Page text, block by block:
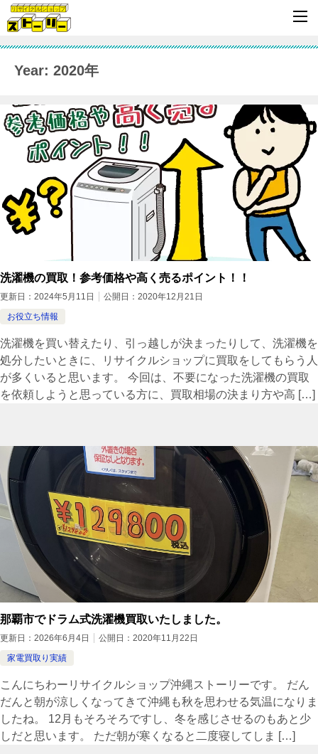
Year: 2020年
洗濯機の買取！参考価格や高く売るポイント！！
更新日： 2024年5月11日 公開日： 2020年12月21日
お役立ち情報
洗濯機を買い替えたり、引っ越しが決まったりして、洗濯機を
処分したいときに、リサイクルショップに買取をしてもらう人
が多くいると思います。 今回は、不要になった洗濯機の買取
を依頼しようと思っている方に、買取相場の決まり方や高 […]
那覇市でドラム式洗濯機買取いたしました。
更新日： 2026年6月4日 公開日： 2020年11月22日
家電買取り実績
こんにちわーリサイクルショップ沖縄ストーリーです。 だん
だんと朝が涼しくなってきて沖縄も秋を思わせる気温になりま
したね。 12月もそろそろですし、冬を感じさせるのもあと少
しだと思います。 ただ朝が寒くなると二度寝してしま […]